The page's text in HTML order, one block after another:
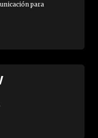
para